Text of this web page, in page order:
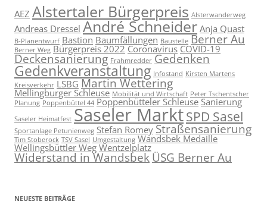
AEZ Alstertaler Bürgerpreis Alsterwanderweg
Andreas Dressel André SchneiderAnja Quast
B-Planentwurf Bastion Baumfällungen Baustelle Berner Au
Berner Weg Bürgerpreis 2022CoronavirusCOVID-19
Deckensanierung Frahmredder Gedenken
Gedenkveranstaltung Infostand Kirsten Martens
Kreisverkehr LSBG Martin Wettering
Mellingburger Schleuse Mobilität und Wirtschaft Peter Tschentscher
Planung Poppenbüttel 44 Poppenbütteler SchleuseSanierung
Saseler Heimatfest Saseler MarktSPD Sasel
Sportanlage Petunienweg Stefan RomeyStraßensanierung
Tim Stoberock TSV Sasel Umgestaltung Wandsbek Medaille
Wellingsbüttler WegWentzelplatz
Widerstand in Wandsbek ÜSG Berner Au
NEUESTE BEITRÄGE